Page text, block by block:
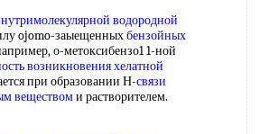
водородной
ojomo-заыещенныхбензойных
о-метоксибензо1 1-ной
возникновенияхелатной
при образовании Н-связи
веществоми растворителем.